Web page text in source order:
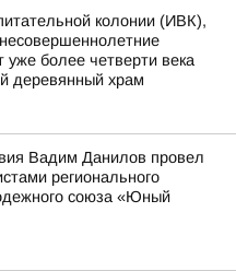
колонии (ИВК),
уже более четверти века
деревянный храм
Вадим Данилов провел
регионального
союза «Юный